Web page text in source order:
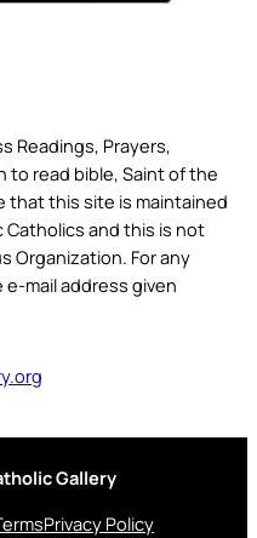
Readings, Prayers,
to read bible, Saint of the
that this site is maintained
Catholics and this is not
Organization. For any
mail address given
Gallery
Privacy Policy